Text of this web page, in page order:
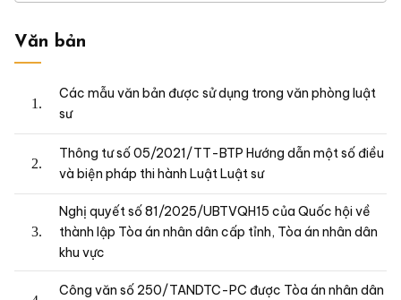
khách hàng.
Văn bản
Các mẫu văn bản được sử dụng trong văn phòng luật
sư
Thông tư số 05/2021/TT-BTP Hướng dẫn một số điều
và biện pháp thi hành Luật Luật sư
Nghị quyết số 81/2025/UBTVQH15 của Quốc hội về
thành lập Tòa án nhân dân cấp tỉnh, Tòa án nhân dân
khu vực
Công văn số 250/TANDTC-PC được Tòa án nhân dân